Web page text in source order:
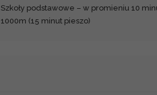
Szkoły podstawowe – w promieniu 10
1000m (15 minut pieszo)